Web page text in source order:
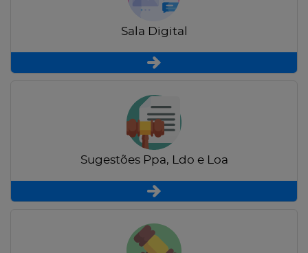
Sala Digital
Sugestões Ppa, Ldo e Loa